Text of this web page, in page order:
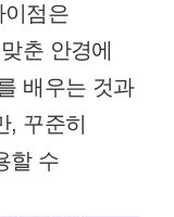
이점은
춘 안경에
배우는 것과
, 꾸준히
할 수